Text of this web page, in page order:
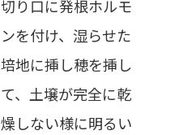
切り口に発根ホルモ
ンを付け、湿らせた
培地に挿し穂を挿し
て、土壌が完全に乾
燥しない様に明るい